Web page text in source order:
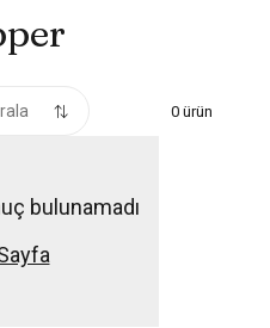
0 ürün
bulunamadı